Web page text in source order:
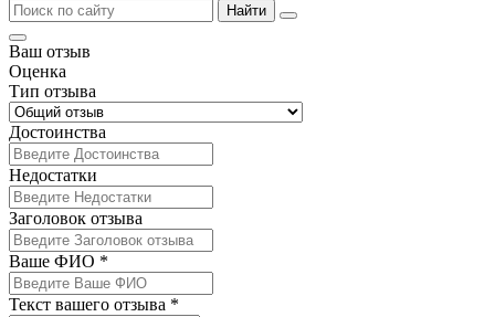
Найти
Ваш отзыв
Оценка
Тип отзыва
Достоинства
Недостатки
Заголовок отзыва
Ваше ФИО *
Текст вашего отзыва *